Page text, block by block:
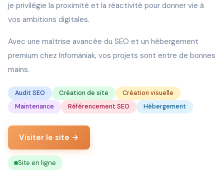
je privilégie la proximité et la réactivité pour donner vie à
vos ambitions digitales.
Avec une maîtrise avancée du SEO et un hébergement
premium chez Infomaniak, vos projets sont entre de bonnes
mains.
Audit SEO Création de site
Création visuelle
Maintenance
Référencement SEO Hébergement
Visiter le site →
Site en ligne